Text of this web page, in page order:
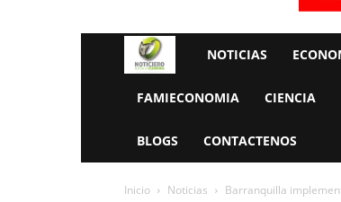
Rueda
La
Economia
NOTICIAS
FAMIECONOMIA CIENCIA
BLOGS CONTACTENOS
Inicio Noticias Barranquilla